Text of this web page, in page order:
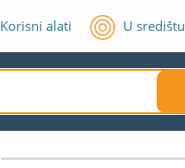
Korisni alati U središtu